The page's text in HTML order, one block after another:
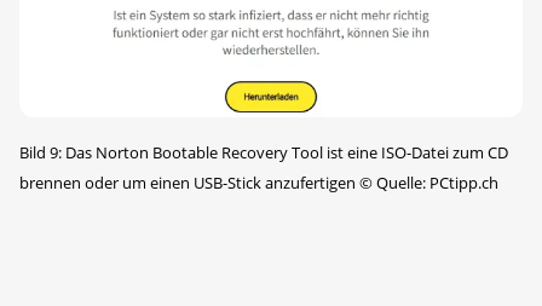
Bild 9: Das Norton Bootable Recovery Tool ist eine ISO-Datei zum CD
brennen oder um einen USB-Stick anzufertigen ©Quelle: PCtipp.ch